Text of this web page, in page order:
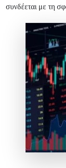
συνδέεται με τη